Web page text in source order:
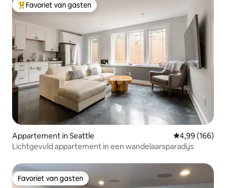
Topfavoriet van gasten
Favoriet van gasten
Appartement in Seattle Gemiddelde
4,99 (166)
Lichtgevuld appartement in een wandelaarsparadijs
Favoriet van gasten
Favoriet van gasten